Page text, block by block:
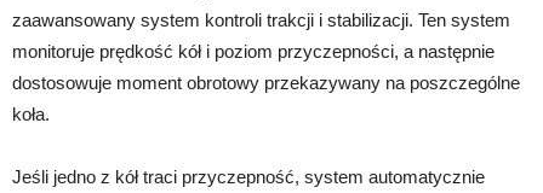
zaawansowany system kontroli trakcji i stabilizacji. Ten system
monitoruje prędkość kół i poziom przyczepności, a następnie
dostosowuje moment obrotowy przekazywany na poszczególne
koła.
Jeśli jedno z kół traci przyczepność, system automatycznie